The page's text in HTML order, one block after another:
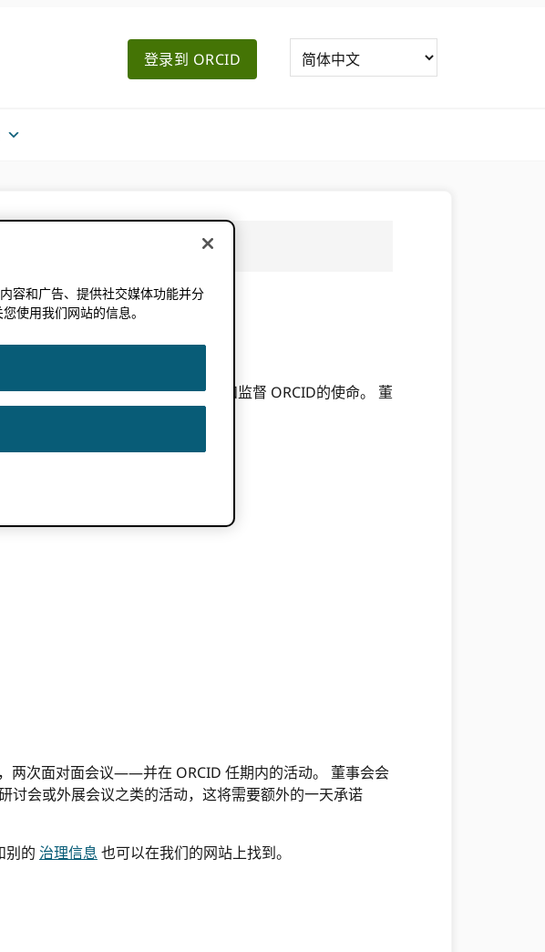
登录到 ORCID
成功实现以下目标提供战略指导和监督 ORCID的使命。 董
。
两次面对面会议——并在 ORCID 任期内的活动。 董事会会
讨会或外展会议之类的活动，这将需要额外的一天承诺
别的 治理信息 也可以在我们的网站上找到。
容和广告、提供社交媒体功能并分
使用我们网站的信息。